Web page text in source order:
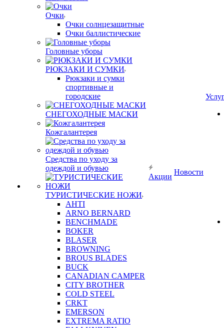
Очки
Очки солнцезащитные
Очки баллистические
Головные уборы
РЮКЗАКИ И СУМКИ
Рюкзаки и сумки
спортивные и
городские
СНЕГОХОДНЫЕ МАСКИ
Кожгалантерея
Средства по уходу за
одеждой и обувью
ТУРИСТИЧЕСКИЕ НОЖИ
AHTI
ARNO BERNARD
BENCHMADE
BOKER
BLASER
BROWNING
BROUS BLADES
BUCK
CANADIAN CAMPER
CITY BROTHER
COLD STEEL
CRKT
EMERSON
EXTREMA RATIO
Акции
Новости